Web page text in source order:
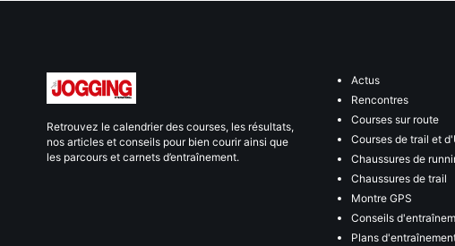
Retrouvez le calendrier des courses, les résultats,
nos articles et conseils pour bien courir ainsi que
les parcours et carnets d’entraînement.
Actus
Rencontres
Courses sur route
Courses de trail et
Chaussures de
Chaussures de trail
Montre GPS
Conseils
Plans